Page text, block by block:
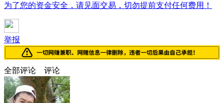
为了您的资金安全，请见面交易，切勿提前支付任何费用！
举报
全部评论 评论